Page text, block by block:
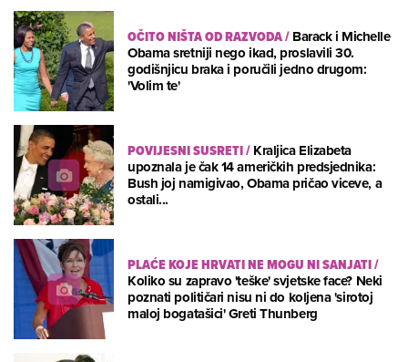
OČITO NIŠTA OD RAZVODA/Barack i Michelle
Obama sretniji nego ikad, proslavili 30.
godišnjicu braka i poručili jedno drugom:
'Volim te'
POVIJESNI SUSRETI/Kraljica Elizabeta
upoznala je čak 14 američkih predsjednika:
Bush joj namigivao, Obama pričao viceve, a
ostali...
PLAĆE KOJE HRVATI NE MOGU NI SANJATI/
Koliko su zapravo 'teške' svjetske face? Neki
poznati političari nisu ni do koljena 'sirotoj
maloj bogatašici' Greti Thunberg